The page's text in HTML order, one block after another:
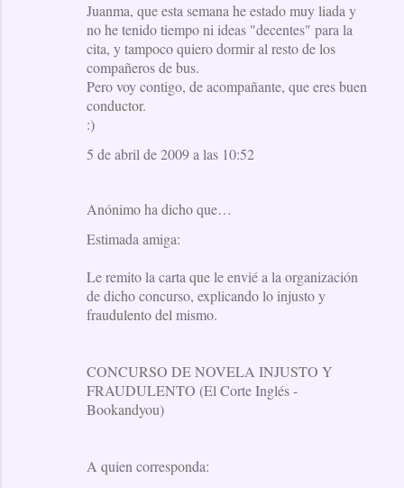
Juanma, que esta semana he estado muy liada y
no he tenido tiempo ni ideas "decentes" para la
cita, y tampoco quiero dormir al resto de los
compañeros de bus.
Pero voy contigo, de acompañante, que eres buen
conductor.
:)
5 de abril de 2009 a las 10:52
Anónimo ha dicho que…
Estimada amiga:
Le remito la carta que le envié a la organización
de dicho concurso, explicando lo injusto y
fraudulento del mismo.
CONCURSO DE NOVELA INJUSTO Y
FRAUDULENTO (El Corte Inglés -
Bookandyou)
A quien corresponda: